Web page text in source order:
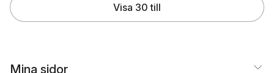
Visa 30 till
Mina sidor